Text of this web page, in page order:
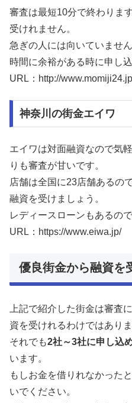
審査は最短10分で終わりま
受けれません。
急ぎの人には向いていませ
時間に余裕がある時に申し
URL：http://
神奈川の街金エイワ
エイワは対面融資なので気
りも審査が甘いです。
店舗は全国に23店舗あるの
融資を受けましょう。
レディースローンもあるの
URL：https://www.eiwa.jp/
優良街金から融資を
上記で紹介した街金は審査
資を受けれるわけではありま
それでも2社～3社に申し込
います。
もしお金を借りれなかった
いでください。